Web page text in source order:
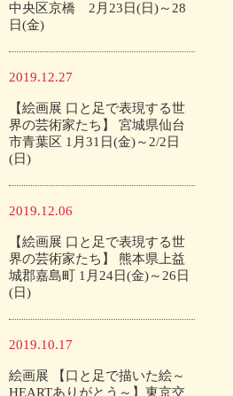
中央区京橋 2月23日(日)～28
日(金)
2019.12.27
【絵画展 口と足で表現する世
界の芸術家たち】 宮城県仙台
市青葉区 1月31日(金)～2/2日
(日)
2019.12.06
【絵画展 口と足で表現する世
界の芸術家たち】 熊本県上益
城郡嘉島町 1月24日(金)～26日
(日)
2019.10.17
絵画展 【口と足で描いた絵～
HEARTありがとう～】東京交